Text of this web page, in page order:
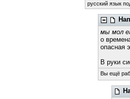
русский язык
мы мол
о
опасная
В руки
Вы ещё